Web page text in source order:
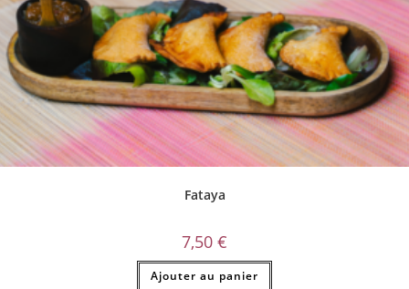
Fataya
7,50 €
Ajouter au panier